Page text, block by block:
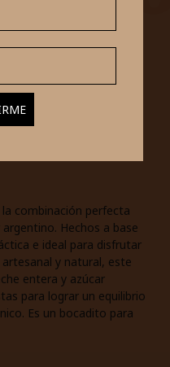
combinación perfecta
Hechos a base
e ideal para disfrutar
y natural, este
entera y azúcar
para lograr un equilibrio
Es un bocadito para